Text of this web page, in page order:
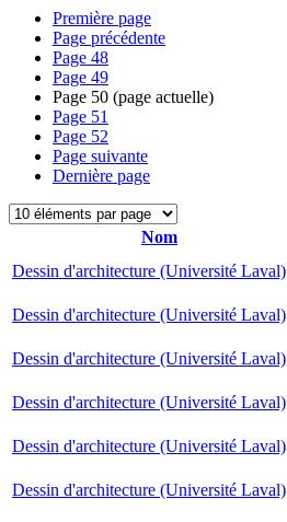
Première page
Page précédente
Page 48
Page 49
Page 50 (page actuelle)
Page 51
Page 52
Page suivante
Dernière page
Nom
Dessin d'architecture (Université Laval)
Dessin d'architecture (Université Laval)
Dessin d'architecture (Université Laval)
Dessin d'architecture (Université Laval)
Dessin d'architecture (Université Laval)
Dessin d'architecture (Université Laval)